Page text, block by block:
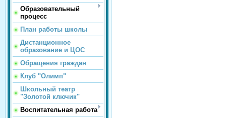
Образовательный
процесс
План работы школы
Дистанционное
образование и ЦОС
Обращения граждан
Клуб "Олимп"
Школьный театр
"Золотой ключик"
Воспитательная работа